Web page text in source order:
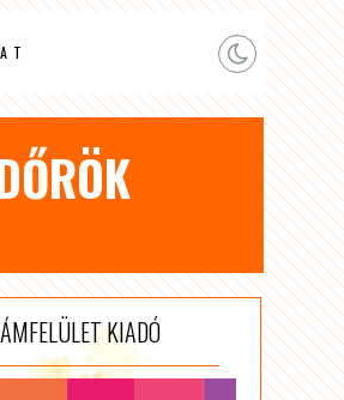
KIADÓ